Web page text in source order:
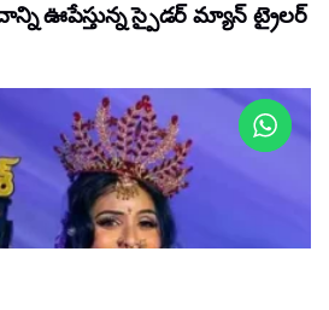
ఊపేస్తున్న స్పైడర్ మ్యాన్ ట్రైలర్